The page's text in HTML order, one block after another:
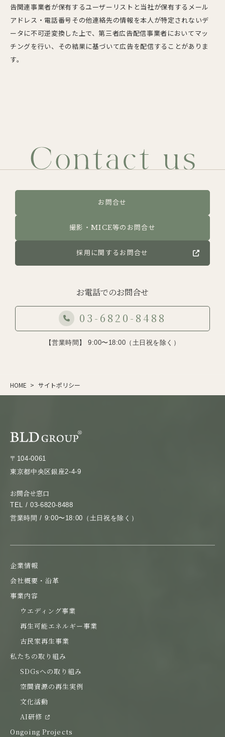
告関連事業者が保有するユーザーリストと当社が保有するメール
アドレス・電話番号その他連絡先の情報を本人が特定されないデ
ータに不可逆変換した上で、第三者広告配信事業者においてマッ
チングを行い、その結果に基づいて広告を配信することがありま
す。
お問合せ
撮影・MICE等のお問合せ
採用に関するお問合せ
お電話でのお問合せ
03-6820-8488
【営業時間】 9:00〜18:00（土日祝を除く）
HOME サイトポリシー
〒104-0061
東京都中央区銀座2-4-9
お問合せ窓口
TEL / 03-6820-8488
営業時間 / 9:00〜18:00（土日祝を除く）
企業情報
会社概要・沿革
事業内容
ウエディング事業
再生可能エネルギー事業
古民家再生事業
私たちの取り組み
SDGsへの取り組み
空間資源の再生実例
文化活動
AI研修
Ongoing Projects